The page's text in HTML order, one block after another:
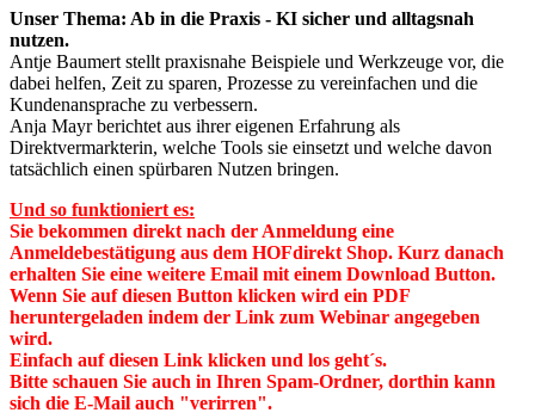
Unser Thema: Ab in die Praxis - KI sicher und alltagsnah
nutzen.
Antje Baumert stellt praxisnahe Beispiele und Werkzeuge vor, die
dabei helfen, Zeit zu sparen, Prozesse zu vereinfachen und die
Kundenansprache zu verbessern.
Anja Mayr berichtet aus ihrer eigenen Erfahrung als
Direktvermarkterin, welche Tools sie einsetzt und welche davon
tatsächlich einen spürbaren Nutzen bringen.
Und so funktioniert es:
Sie bekommen direkt nach der Anmeldung eine
Anmeldebestätigung aus dem HOFdirekt Shop. Kurz danach
erhalten Sie eine weitere Email mit einem Download Button.
Wenn Sie auf diesen Button klicken wird ein PDF
heruntergeladen indem der Link zum Webinar angegeben
wird.
Einfach auf diesen Link klicken und los geht´s.
Bitte schauen Sie auch in Ihren Spam-Ordner, dorthin kann
sich die E-Mail auch "verirren".